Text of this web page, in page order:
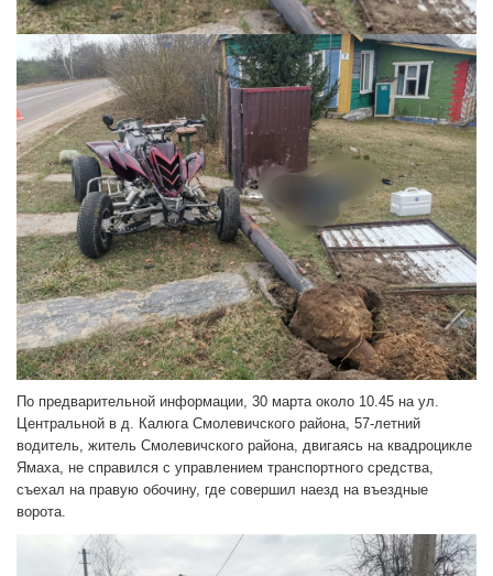
По предварительной информации, 30 марта около 10.45 на ул.
Центральной в д. Калюга Смолевичского района, 57-летний
водитель, житель Смолевичского района, двигаясь на квадроцикле
Ямаха, не справился с управлением транспортного средства,
съехал на правую обочину, где совершил наезд на въездные
ворота.